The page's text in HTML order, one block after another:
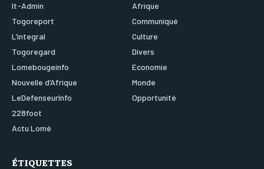
It-Admin
Togoreport
L’integral
Togoregard
Lomebougeinfo
Nouvelle d’Afrique
LeDefenseurInfo
228foot
Actu Lomé
Afrique
Communiqué
Culture
Divers
Economie
Monde
Opportunité
ÉTIQUETTES